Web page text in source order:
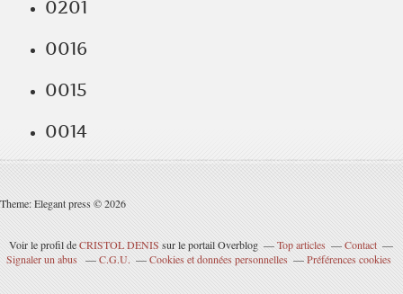
0201
0016
0015
0014
Theme: Elegant press © 2026
Voir le profil deCRISTOL DENIS sur le portail Overblog Top articles
Contact
Signaler un abus
C.G.U. Cookies et données personnelles Préférences cookies